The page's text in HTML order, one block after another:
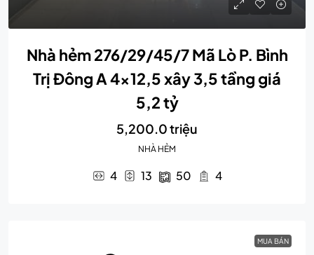
Nhà hẻm 276/29/45/7 Mã Lò P. Bình
Trị Đông A 4×12,5 xây 3,5 tầng giá
5,2 tỷ
5,200.0 triệu
NHÀ HẺM
4 13 50 4
MUA BÁN